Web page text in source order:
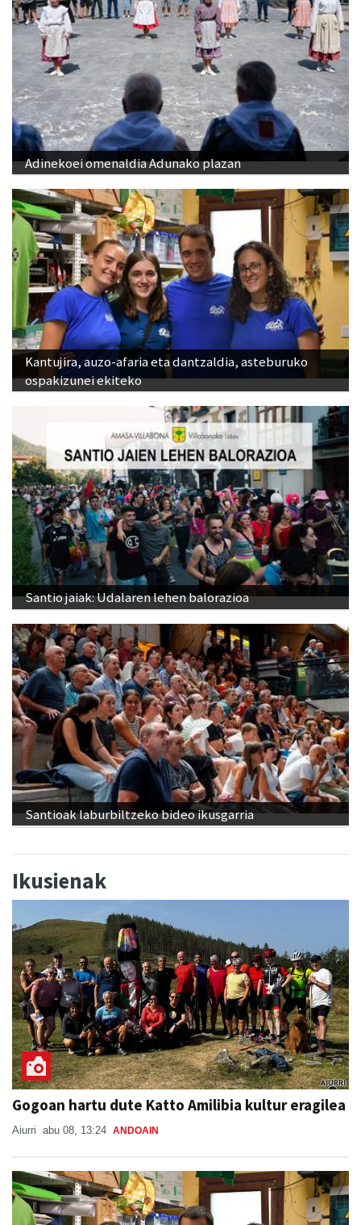
Adinekoei omenaldia Adunako plazan
Kantujira, auzo-afaria eta dantzaldia, asteburuko
ospakizunei ekiteko
Santio jaiak: Udalaren lehen balorazioa
Santioak laburbiltzeko bideo ikusgarria
Ikusienak
Gogoan hartu dute Katto Amilibia kultur eragilea
Aiurri abu 08, 13:24 ANDOAIN